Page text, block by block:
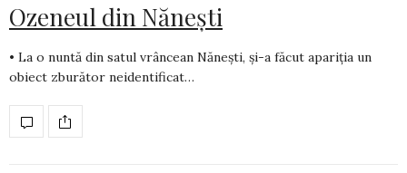
Ozeneul din Nănești
• La o nuntă din satul vrâncean Nănești, și-a făcut apariția un
obiect zburător neidentificat…